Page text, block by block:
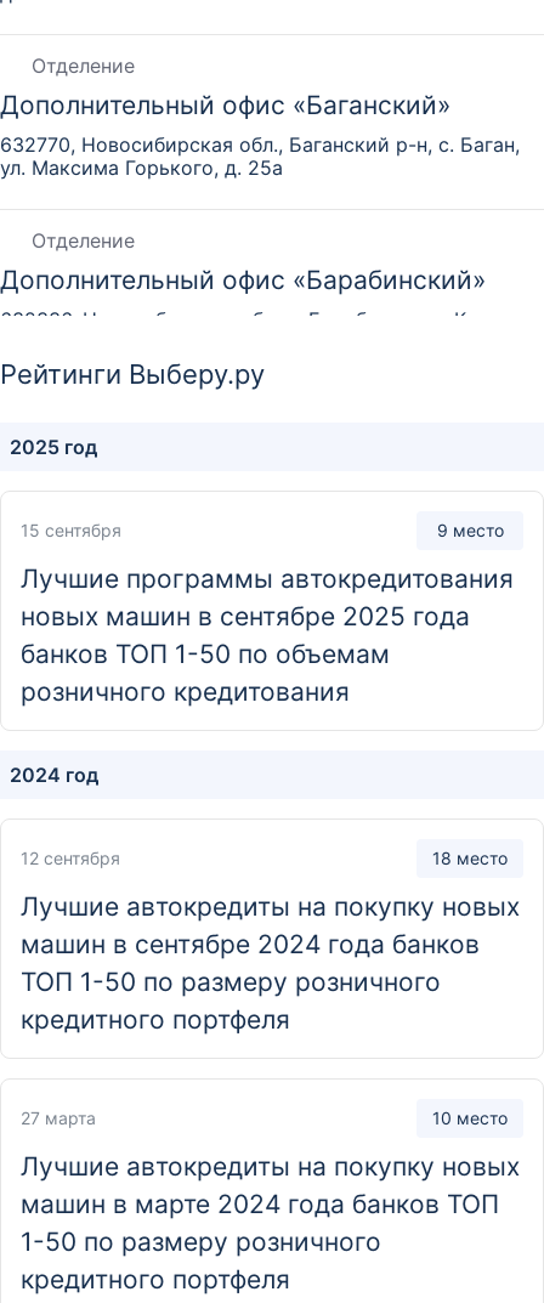
Отделение
Дополнительный офис «Баганский»
632770, Новосибирская обл., Баганский р-н, с. Баган,
ул. Максима Горького, д. 25а
Отделение
Дополнительный офис «Барабинский»
632336, Новосибирская обл., г. Барабинск, ул. Карла
Дополнительный офис «Бердский»
633009, Новосибирская обл., г. Бердск, ул. Рогачева,
Отделение
Дополнительный офис «Бердский-2»
633010, Новосибирская обл., г. Бердск, ул. Максима
Горького, д. 3
Отделение
д. 69
Отделение
Дополнительный офис «Болотнинский»
633340, Новосибирская обл., г. Болотное, ул. Максима
Горького, д. 33
Отделение
Дополнительный офис «Венгеровский»
632240, Новосибирская обл., Венгеровский р-н,
с. Венгерово, ул. Ленина, д. 63
Отделение
Рейтинги Выберу.ру
2025 год
15 сентября 9 место
Лучшие программы автокредитования
новых машин в сентябре 2025 года
банков ТОП 1-50 по объемам
розничного кредитования
2024 год
12 сентября 18 место
Лучшие автокредиты на покупку новых
машин в сентябре 2024 года банков
ТОП 1-50 по размеру розничного
кредитного портфеля
27 марта 10 место
Лучшие автокредиты на покупку новых
машин в марте 2024 года банков ТОП
1-50 по размеру розничного
кредитного портфеля